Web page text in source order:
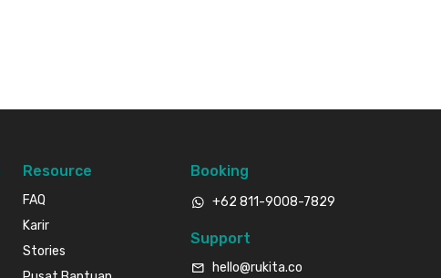
Resource
FAQ
Karir
Stories
Booking
+62 811-9008-7829
Support
hello@rukita.co